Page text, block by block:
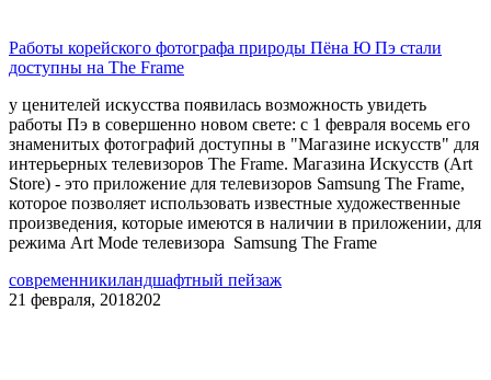
Работы корейского фотографа природы Пёна Ю Пэ стали
доступны на The Frame
у ценителей искусства появилась возможность увидеть
работы Пэ в совершенно новом свете: с 1 февраля восемь его
знаменитых фотографий доступны в "Магазине искусств" для
интерьерных телевизоров The Frame. Магазина Искусств (Art
Store) - это приложение для телевизоров Samsung The Frame,
которое позволяет использовать известные художественные
произведения, которые имеются в наличии в приложении, для
режима Art Mode телевизора Samsung The Frame
современникиландшафтный пейзаж
21 февраля, 2018202